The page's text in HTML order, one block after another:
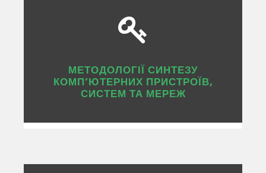
МЕТОДОЛОГІЇ СИНТЕЗУ
КОМП’ЮТЕРНИХ ПРИСТРОЇВ,
СИСТЕМ ТА МЕРЕЖ